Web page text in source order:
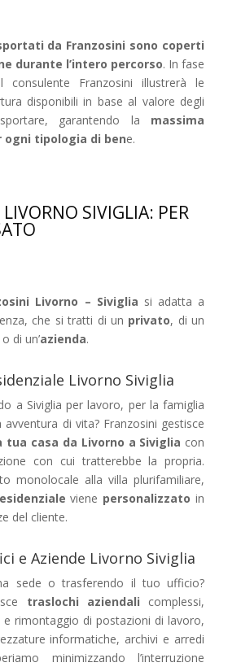
da Franzosini sono coperti
durante l’intero percorso. In fase
consulente Franzosini illustrerà le
disponibili in base al valore degli
garantendo la massima
tipologia di bene.
SIVIGLIA: PER
Livorno – Siviglia si adatta a
che si tratti di un privato, di un
o di un’azienda.
Livorno Siviglia
a Siviglia per lavoro, per la famiglia
di vita? Franzosini gestisce
tua casa da Livorno a Siviglia con
con cui tratterebbe la propria.
monolocale alla villa plurifamiliare,
viene personalizzato in
del cliente.
e Aziende Livorno Siviglia
sede o trasferendo il tuo ufficio?
traslochi aziendali complessi,
rimontaggio di postazioni di lavoro,
informatiche, archivi e arredi
minimizzando l’interruzione